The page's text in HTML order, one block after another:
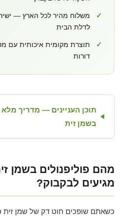
✓
משלוח מהיר לכל הארץ —
לדלת הבית
✓
תוצרת מקומית איכותית עם
דורות
תוכן העניינים — מדריך מלא
בשמן זית
מהם פוליפנולים בשמן
מגיעים לבקבוק?
כשאתם שופכים חוט דק של שמן זית